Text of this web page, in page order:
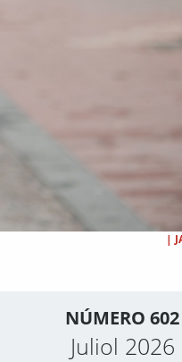
|
NÚMERO 602
Juliol 2026